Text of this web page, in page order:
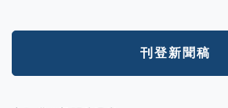
刊登新聞稿